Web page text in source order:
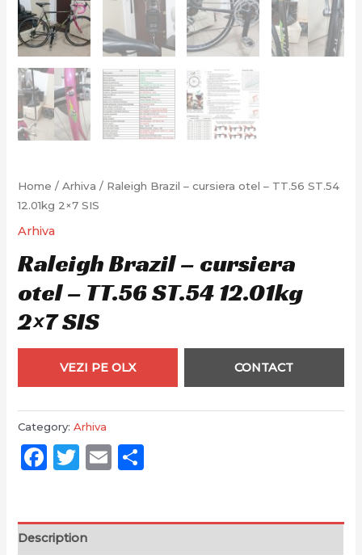
Home /Arhiva / Raleigh Brazil – cursiera otel – TT.56 ST.54
12.01kg 2×7 SIS
Arhiva
Raleigh Brazil – cursiera
otel – TT.56 ST.54 12.01kg
2×7 SIS
VEZI PE OLX CONTACT
Category:Arhiva
Facebook
Twitter
Email
Description